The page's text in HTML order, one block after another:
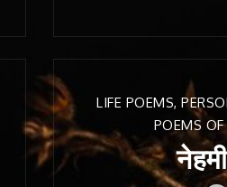
LIFE POEMS,
POEMS